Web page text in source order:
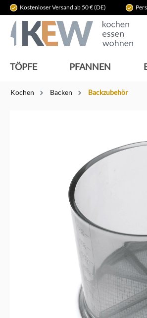
Zur Hauptnavigation springen
Kostenloser Versand ab 50 € (DE)
TÖPFE PFANNEN
Kochen Backen Backzubehör